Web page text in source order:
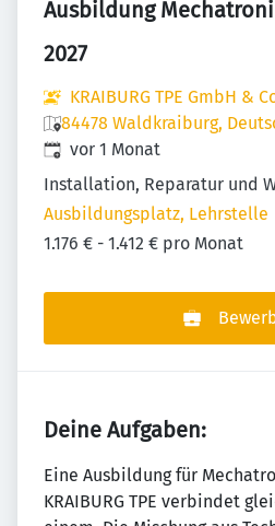
Ausbildung
2027
KRAIBURG TPE GmbH &
84478 Waldkraiburg,
Veröffentlicht:
vor 1 Monat
Installation, Reparatur und
Ausbildungsplatz, Lehrstelle
1.176 € - 1.412 € pro Monat
Deine Aufgaben:
Eine Ausbildung für
KRAIBURG TPE verbindet